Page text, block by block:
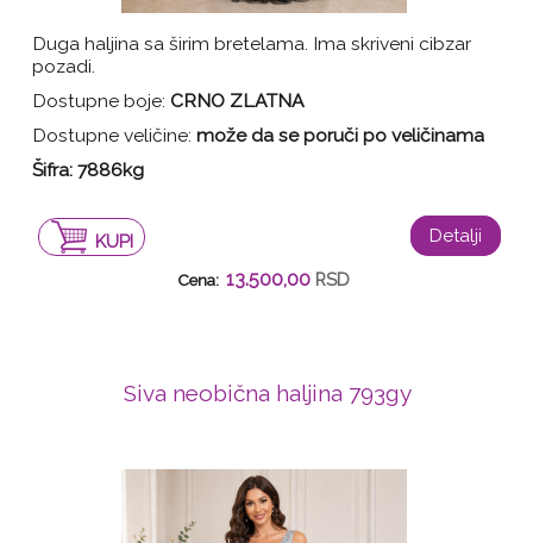
Duga haljina sa širim bretelama. Ima skriveni cibzar
pozadi.
Dostupne boje: CRNO ZLATNA
Dostupne veličine:može da se poruči po veličinama
Šifra: 7886kg
KUPI Detalji
Cena: 13.500,00 RSD
Siva neobična haljina 793gy